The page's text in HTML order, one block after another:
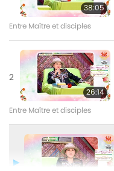
38:05
Entre Maître et disciples
2
26:14
Entre Maître et disciples